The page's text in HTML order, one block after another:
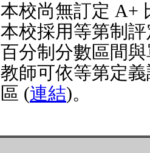
本校尚無訂定 A+
本校採用等第制
百分制分數區間
教師可依等第定
區 (連結)。